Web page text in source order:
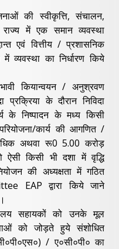
की स्वीकृत्ति, संचालन,
में एक समान व्यवस्था
एवं वित्तीय / प्रशासनिक
व्यवस्था का निर्धारण किये
कियान्वयन / अनुश्रवण
प्रक्रिया के दौरान निविदा
के निष्पादन के मध्य किसी
कार्य की आगणित /
अथवा रू0 5.00 करोड़
ऐसी किसी भी दशा में वृद्धि
की अध्यक्षता में गठित
EAP द्वारा किये जाने
सहायकों को उनके मूल
को जोड़ते हुये संशोधित
/ ए०सी०पी० का